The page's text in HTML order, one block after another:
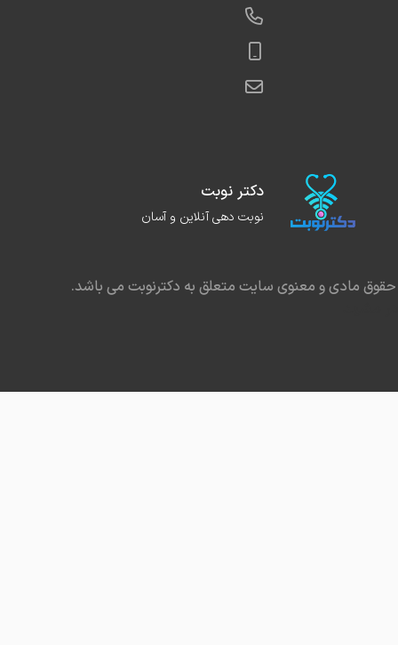
بهینه را ارائه می‌دهند.
بیماران فراهم می‌آورد، جایی که بیماران می‌توانند بدون
نگرانی از درمان‌های پوستی و زیبایی خود بهره‌مند شوند.
پوست و زیبایی خود را از دکتر طاهره حسینی در شهر
کنید. از طریق این سامانه آنلاین، شما می‌توانید
وقت ملاقات خود را رزرو کرده و از خدمات تخصصی دکتر
به خدمات پزشکی را برای شما فراهم می‌کند.
دکتر نوبت
نوبت دهی آنلاین و آسان
مادی و معنوی سایت متعلق به دکترنوبت می باشد.